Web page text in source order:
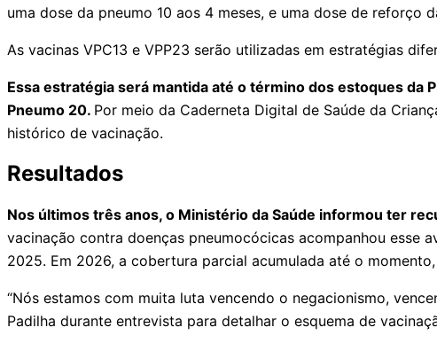
uma dose da pneumo 10 aos 4 meses, e uma dose de
As vacinas VPC13 e VPP23 serão utilizadas em estratégias
Essa estratégia será mantida até o término dos estoques da
Pneumo 20. Por meio da Caderneta Digital de Saúde da
histórico de vacinação.
Resultados
Nos últimos três anos, o Ministério da Saúde informou ter
vacinação contra doenças pneumocócicas acompanhou esse
2025. Em 2026, a cobertura parcial acumulada até o
“Nós estamos com muita luta vencendo o negacionismo,
Padilha durante entrevista para detalhar o esquema de